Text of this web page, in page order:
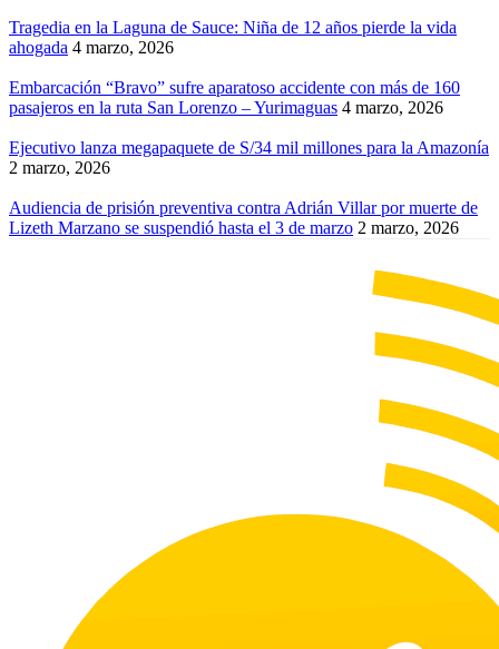
Tragedia en la Laguna de Sauce: Niña de 12 años pierde la vida
ahogada 4 marzo, 2026
Embarcación “Bravo” sufre aparatoso accidente con más de 160
pasajeros en la ruta San Lorenzo – Yurimaguas 4 marzo, 2026
Ejecutivo lanza megapaquete de S/34 mil millones para la Amazonía
2 marzo, 2026
Audiencia de prisión preventiva contra Adrián Villar por muerte de
Lizeth Marzano se suspendió hasta el 3 de marzo 2 marzo, 2026